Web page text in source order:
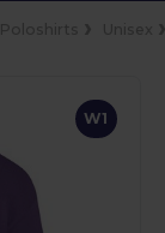
W1